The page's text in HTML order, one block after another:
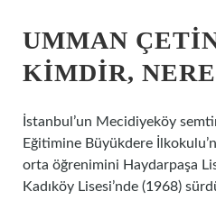
UMMAN
KIMDIR,
İstanbul’un Mecidiyeköy
Eğitimine Büyükdere
orta öğrenimini Haydarpaşa
Kadıköy Lisesi’nde (1968)